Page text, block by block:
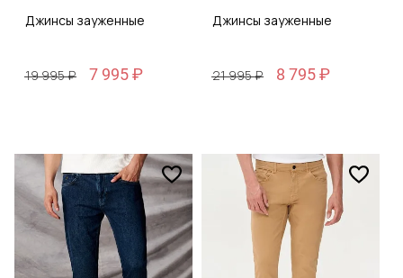
Джинсы зауженные
19 995 ₽ 7 995 ₽
Джинсы зауженные
21 995 ₽ 8 795 ₽